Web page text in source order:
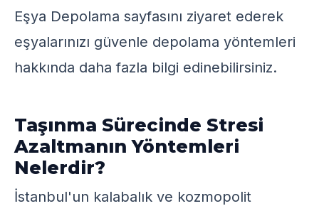
Eşya Depolama sayfasını ziyaret ederek
eşyalarınızı güvenle depolama yöntemleri
hakkında daha fazla bilgi edinebilirsiniz.
Taşınma Sürecinde Stresi
Azaltmanın Yöntemleri
Nelerdir?
İstanbul'un kalabalık ve kozmopolit